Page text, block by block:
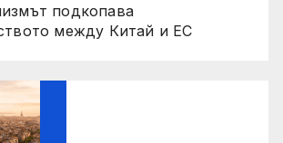
подкопава
между Китай и ЕС